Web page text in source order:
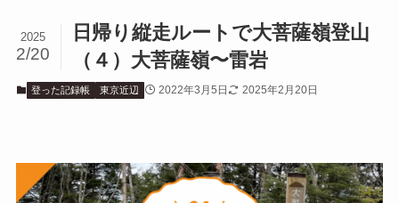
日帰り縦走ルートで大菩薩嶺登山
（４）大菩薩嶺〜雷岩
2025
2/20
登った記録帳 東京近辺 2022年3月5日 2025年2月20日